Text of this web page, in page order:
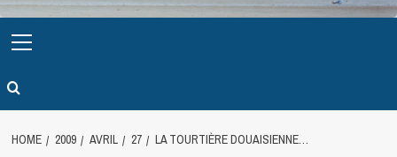
Menu
HOME 2009 AVRIL 27 LA TOURTIÈRE DOUAISIENNE…